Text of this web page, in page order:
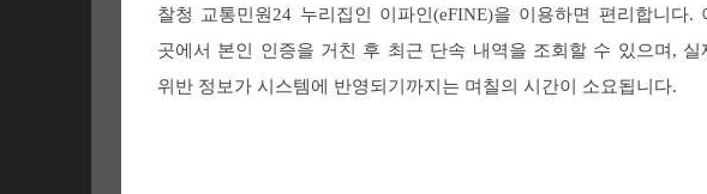
찰청 교통민원24 누리집인 이파인(eFINE)을 이용하면 편리합니다.
곳에서 본인 인증을 거친 후 최근 단속 내역을 조회할 수 있으며, 실
위반 정보가 시스템에 반영되기까지는 며칠의 시간이 소요됩니다.